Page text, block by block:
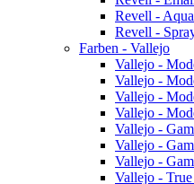
Revell -
Revell -
Farben - Vallejo
Vallejo -
Vallejo -
Vallejo -
Vallejo -
Vallejo -
Vallejo -
Vallejo -
Vallejo -